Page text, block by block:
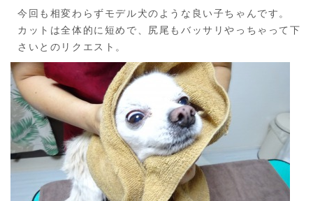
今回も相変わらずモデル犬のような良い子ちゃんです。
カットは全体的に短めで、尻尾もバッサリやっちゃって下
さいとのリクエスト。